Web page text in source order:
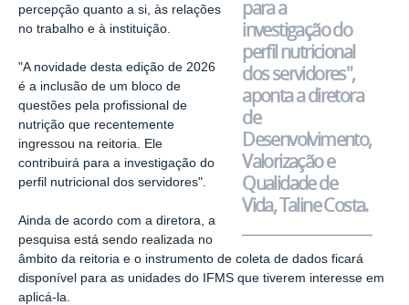
para a
investigação do
perfil nutricional
dos servidores",
aponta a diretora
de
Desenvolvimento,
Valorização e
Qualidade de
Vida, Taline Costa.
percepção quanto a si, às relações
no trabalho e à instituição.
"A novidade desta edição de 2026
é a inclusão de um bloco de
questões pela profissional de
nutrição que recentemente
ingressou na reitoria. Ele
contribuirá para a investigação do
perfil nutricional dos servidores".
Ainda de acordo com a diretora, a
pesquisa está sendo realizada no
âmbito da reitoria e o instrumento de coleta de dados ficará
disponível para as unidades do IFMS que tiverem interesse em
aplicá-la.